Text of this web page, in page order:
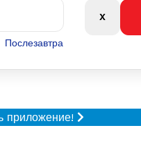
Послезавтра
приложение!